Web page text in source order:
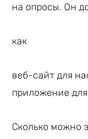
на опросы. Он
как
веб-сайт для
приложение
Сколько можно